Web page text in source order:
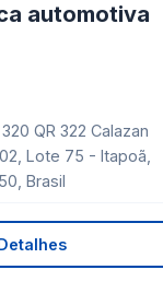
automotiva
QR 322 Calazan
Lote 75 - Itapoã,
Brasil